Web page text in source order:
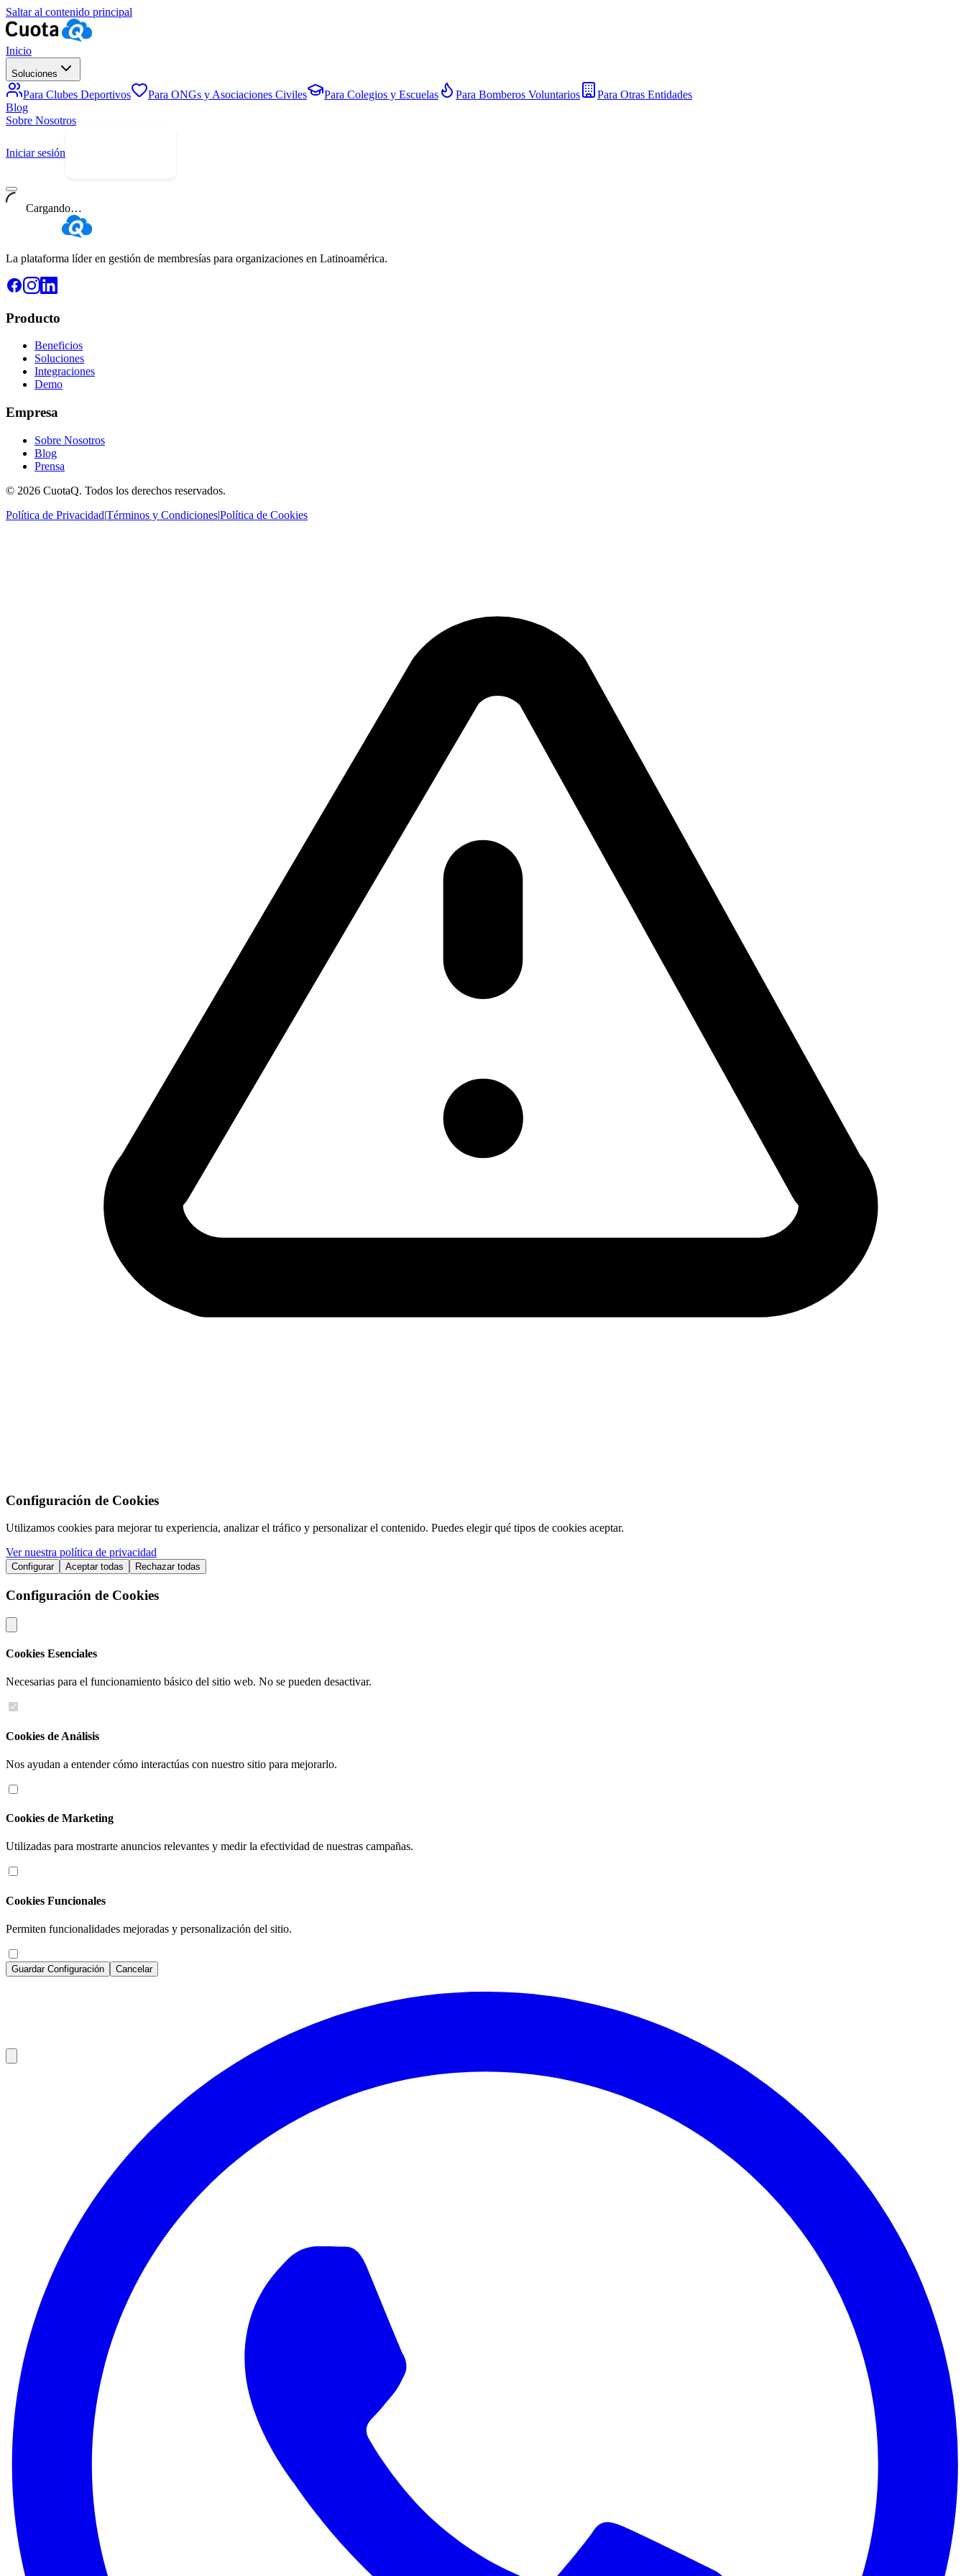
Saltar al contenido principal
Inicio
Soluciones
Para Clubes Deportivos Para ONGs y Asociaciones Civiles Para Colegios y Escuelas Para Bomberos Voluntarios
Para Otras Entidades
Blog
Sobre Nosotros
Iniciar sesión
Cargando…
La plataforma líder en gestión de membresías para organizaciones en Latinoamérica.
Producto
Beneficios
Soluciones
Integraciones
Demo
Empresa
Sobre Nosotros
Blog
Prensa
© 2026 CuotaQ. Todos los derechos reservados.
Política de Privacidad|Términos y Condiciones|Política de Cookies
Configuración de Cookies
Utilizamos cookies para mejorar tu experiencia, analizar el tráfico y personalizar el contenido. Puedes elegir qué tipos de cookies aceptar.
Ver nuestra política de privacidad
Configurar Aceptar todas Rechazar todas
Configuración de Cookies
Cookies Esenciales
Necesarias para el funcionamiento básico del sitio web. No se pueden desactivar.
Cookies de Análisis
Nos ayudan a entender cómo interactúas con nuestro sitio para mejorarlo.
Cookies de Marketing
Utilizadas para mostrarte anuncios relevantes y medir la efectividad de nuestras campañas.
Cookies Funcionales
Permiten funcionalidades mejoradas y personalización del sitio.
Guardar Configuración Cancelar